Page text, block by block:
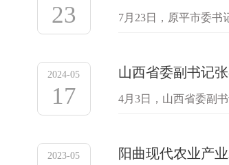
23
7月23日，原平市委书
2024-05
17
山西省委副书记
4月3日，山西省委副
2023-05 阳曲现代农业产